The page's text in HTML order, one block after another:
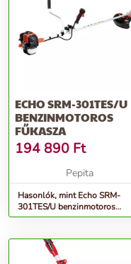
ECHO SRM-301TES/U
BENZINMOTOROS
FŰKASZA
194 890 Ft
Pepita
Hasonlók, mint Echo SRM-
301TES/U benzinmotoros
fűkasza